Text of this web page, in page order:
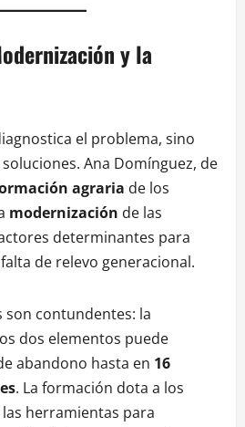
y la
el problema, sino
Ana Domínguez, de
agraria de los
modernización de las
determinantes para
de relevo generacional.
son contundentes: la
dos elementos puede
abandono hasta en 16
. La formación dota a los
herramientas para